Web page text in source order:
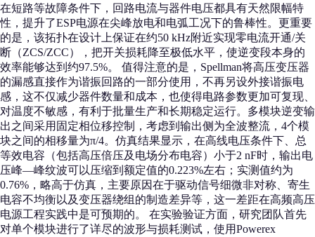
在短路等故障条件下，回路电流与器件电压都具有天然限幅特
性，提升了ESP电源在尖峰放电和电弧工况下的鲁棒性。更重要
的是，该拓扑在设计上保证在约50 kHz附近实现零电流开通/关
断（ZCS/ZCC），把开关损耗降至极低水平，使逆变段本身的
效率能够达到约97.5%。 值得注意的是，Spellman将高压变压器
的漏感直接作为谐振回路的一部分使用，不再另设外接谐振电
感，这不仅减少器件数量和成本，也使得电路参数更加可复现、
对温度不敏感，有利于批量生产和长期稳定运行。多模块逆变输
出之间采用固定相位移控制，考虑到输出侧为全波整流，4个模
块之间的相移量为π/4。仿真结果显示，在高线电压条件下、总
等效电容（包括高压倍压及电场分布电容）小于2 nF时，输出电
压峰—峰纹波可以压缩到额定值的0.223%左右；实测值约为
0.76%，略高于仿真，主要原因在于驱动信号细微非对称、寄生
电容不均衡以及变压器绕组的制造差异等，这一差距在高频高压
电源工程实践中是可预期的。 在实验验证方面，研究团队首先
对单个模块进行了详尽的波形与损耗测试，使用Powerex